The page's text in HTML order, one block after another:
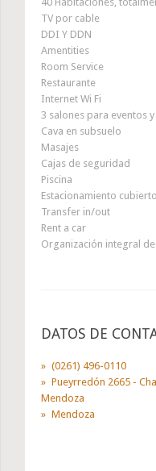
TV por cable
DDI Y DDN
Amentities
Room Service
Restaurante
Internet Wi Fi
3 salones para eventos
Cava en subsuelo
Masajes
Cajas de seguridad
Piscina
Estacionamiento cubierto
Transfer in/out
Rent a car
Organización integral
DATOS DE
(0261) 496-0110
Pueyrredón 2665 -
Mendoza
Mendoza